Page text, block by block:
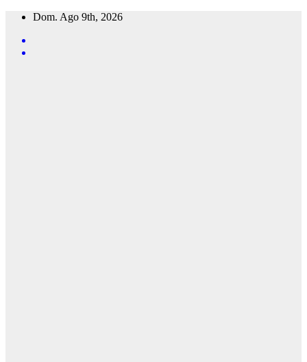
Saltar
contenido
Dom. Ago 9th, 2026